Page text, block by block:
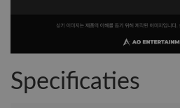
Specificaties